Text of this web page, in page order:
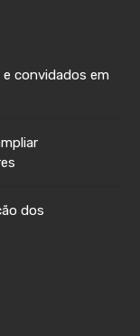
convidados em
dos